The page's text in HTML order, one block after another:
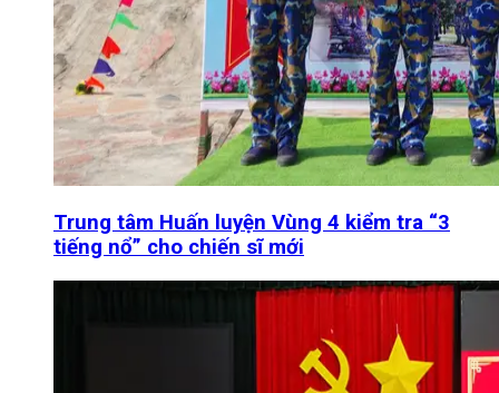
Trung tâm Huấn luyện Vùng 4 kiểm tra “3
tiếng nổ” cho chiến sĩ mới